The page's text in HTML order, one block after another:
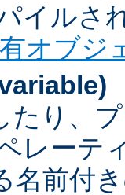
イルさ
オブジ
たり、
レーテ
名前付